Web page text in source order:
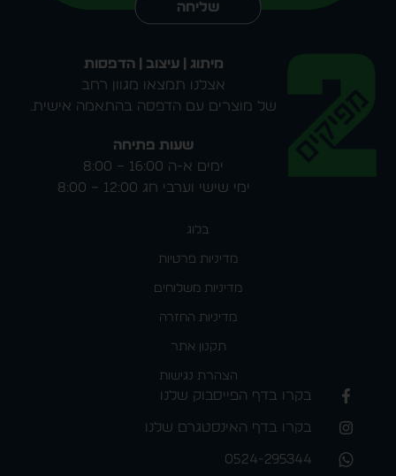
שליחה
מיתוג | עיצוב | הדפסות
אצלנו תמצאו מגוון רחב
של מוצרים עם הדפסה בהתאמה אישית.
שעות פתיחה
ימים א-ה 16:00 – 8:00
ימי שישי וערבי חג 12:00 – 8:00
בלוג
מדיניות פרטיות
מדיניות משלוחים
מדיניות החזרה
תקנון אתר
הצהרת נגישות
בקרו בדף הפייסבוק שלנו
בקרו בדף האינסטגרם שלנו
0524-295344